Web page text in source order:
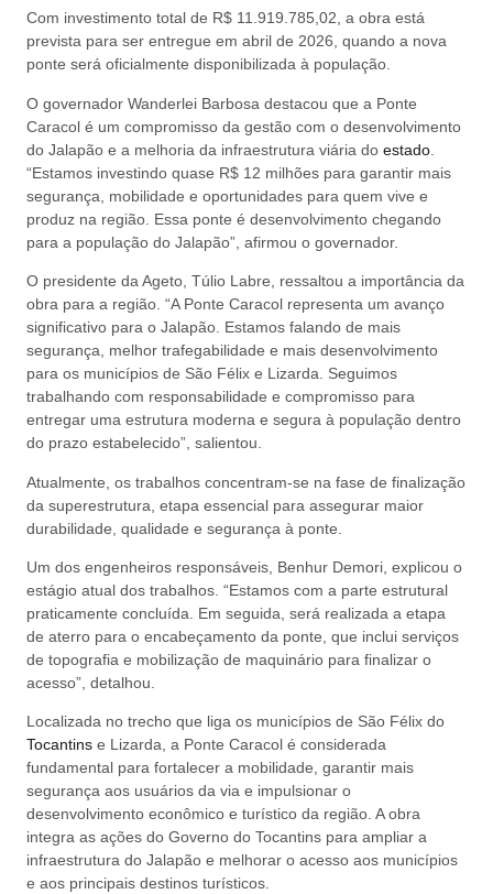
Com investimento total de R$ 11.919.785,02, a obra está
prevista para ser entregue em abril de 2026, quando a nova
ponte será oficialmente disponibilizada à população.
O governador Wanderlei Barbosa destacou que a Ponte
Caracol é um compromisso da gestão com o desenvolvimento
do Jalapão e a melhoria da infraestrutura viária do estado
“Estamos investindo quase R$ 12 milhões para garantir mais
segurança, mobilidade e oportunidades para quem vive e
produz na região. Essa ponte é desenvolvimento chegando
para a população do Jalapão”, afirmou o governador.
O presidente da Ageto, Túlio Labre, ressaltou a importância da
obra para a região. “A Ponte Caracol representa um avanço
significativo para o Jalapão. Estamos falando de mais
segurança, melhor trafegabilidade e mais desenvolvimento
para os municípios de São Félix e Lizarda. Seguimos
trabalhando com responsabilidade e compromisso para
entregar uma estrutura moderna e segura à população dentro
do prazo estabelecido”, salientou.
Atualmente, os trabalhos concentram-se na fase de finalização
da superestrutura, etapa essencial para assegurar maior
durabilidade, qualidade e segurança à ponte.
Um dos engenheiros responsáveis, Benhur Demori, explicou o
estágio atual dos trabalhos. “Estamos com a parte estrutural
praticamente concluída. Em seguida, será realizada a etapa
de aterro para o encabeçamento da ponte, que inclui serviços
de topografia e mobilização de maquinário para finalizar o
acesso”, detalhou.
Localizada no trecho que liga os municípios de São Félix do
Tocantins e Lizarda, a Ponte Caracol é considerada
fundamental para fortalecer a mobilidade, garantir mais
segurança aos usuários da via e impulsionar o
desenvolvimento econômico e turístico da região. A obra
integra as ações do Governo do Tocantins para ampliar a
infraestrutura do Jalapão e melhorar o acesso aos municípios
e aos principais destinos turísticos.